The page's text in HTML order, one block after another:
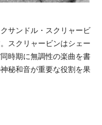
サンドル・スクリャービ
スクリャービンはシェー
時期に無調性の楽曲を書
秘和音が重要な役割を果